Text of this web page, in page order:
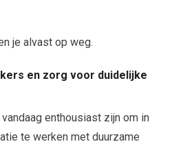
je alvast op weg.
en zorg voor duidelijke
enthousiast zijn om in
te werken met duurzame